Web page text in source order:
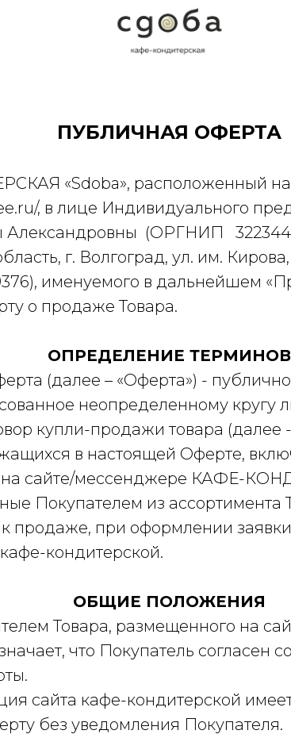
ПУБЛИЧНАЯ ОФЕРТА
«Sdoba», расположенный
, в лице Индивидуального
Александровны (ОРГНИП
г. Волгоград, ул. им.
именуемого в дальнейшем
о продаже Товара.
ОПРЕДЕЛЕНИЕ ТЕРМИНОВ
(далее – «Оферта») -
неопределенному кругу
купли-продажи товара (далее -
в настоящей Оферте,
на сайте/мессенджере КАФЕ-
Покупателем из ассортимента
продаже, при оформлении
кондитерской.
ОБЩИЕ ПОЛОЖЕНИЯ
Товара, размещенного на
что Покупатель согласен
сайта кафе-кондитерской
без уведомления Покупателя.